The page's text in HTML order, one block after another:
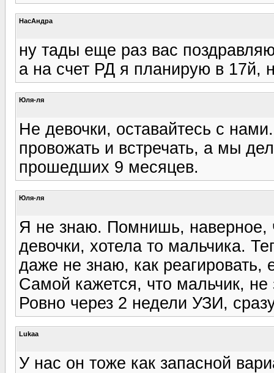
НасАндра
ну тады еще раз вас
а на счет РД я планирую в 17й,
Юля-ля
Не девочки, оставайтесь с
провожать и встречать, а мы
прошедших 9 месяцев.
Юля-ля
Я не знаю. Помнишь, наверное,
девочки, хотела то мальчика.
даже не знаю, как реагировать,
Самой кажется, что мальчик,
Ровно через 2 недели УЗИ,
Lukaa
У нас он тоже как запасной